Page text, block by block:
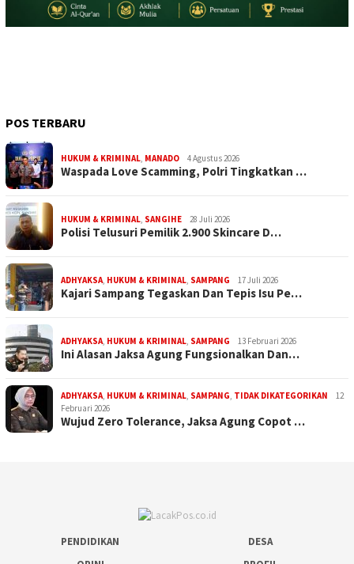
POS TERBARU
HUKUM & KRIMINAL MANADO 4 Agustus 2026
Waspada Love Scamming, Polri Tingkatkan …
HUKUM & KRIMINAL SANGIHE 28 Juli 2026
Polisi Telusuri Pemilik 2.900 Skincare D…
ADHYAKSA HUKUM & KRIMINAL SAMPANG 17 Juli 2026
Kajari Sampang Tegaskan Dan Tepis Isu Pe…
ADHYAKSA HUKUM & KRIMINAL SAMPANG 13 Februari 2026
Ini Alasan Jaksa Agung Fungsionalkan Dan…
ADHYAKSA HUKUM & KRIMINAL SAMPANG TIDAK DIKATEGORIKAN
12
Februari 2026
Wujud Zero Tolerance, Jaksa Agung Copot …
PENDIDIKAN
DESA